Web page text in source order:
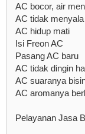
AC bocor, air
AC tidak menyala
AC hidup mati
Isi Freon AC
Pasang AC baru
AC tidak dingin
AC suaranya
AC aromanya
Pelayanan Jasa